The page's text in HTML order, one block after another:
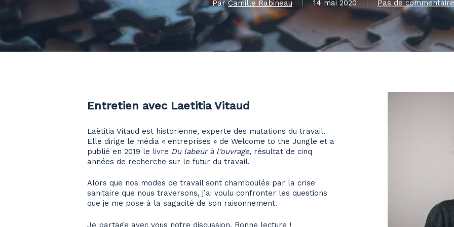
Hit enter to search or ESC to close
Par Camille Rabineau 14 mai 2020 Pas de
Entretien avec Laetitia Vitaud
Laëtitia Vitaud est historienne, experte des mutations du travail.
Elle dirige le média « entreprises » de Welcome to the Jungle et a
publié en 2019 le livre Du labeur à l’ouvrage, résultat de cinq
années de recherche sur le futur du travail.
Alors que nos modes de travail sont chamboulés par la crise
sanitaire que nous traversons, j’ai voulu confronter les questions
que je me pose à la sagacité de son raisonnement.
Je partage avec vous notre discussion. Bonne lecture !